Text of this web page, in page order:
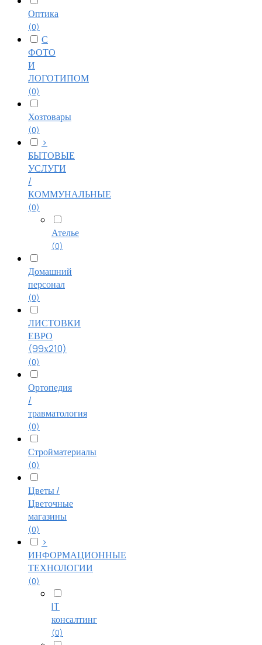
Оптика
(0)
С
ФОТО
И
ЛОГОТИПОМ
(0)
Хозтовары
(0)
>
БЫТОВЫЕ
УСЛУГИ
/
КОММУНАЛЬНЫЕ
(0)
Ателье
(0)
Домашний
персонал
(0)
ЛИСТОВКИ
ЕВРО
(99х210)
(0)
Ортопедия
/
травматология
(0)
Стройматериалы
(0)
Цветы /
Цветочные
магазины
(0)
>
ИНФОРМАЦИОННЫЕ
ТЕХНОЛОГИИ
(0)
IT
консалтинг
(0)